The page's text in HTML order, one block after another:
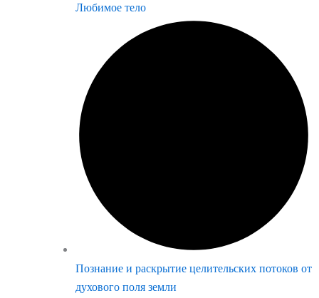
Любимое тело
Познание и раскрытие целительских потоков от
духового поля земли